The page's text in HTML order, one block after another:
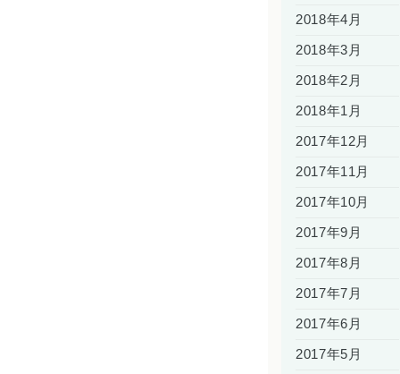
2018年4月
2018年3月
2018年2月
2018年1月
2017年12月
2017年11月
2017年10月
2017年9月
2017年8月
2017年7月
2017年6月
2017年5月